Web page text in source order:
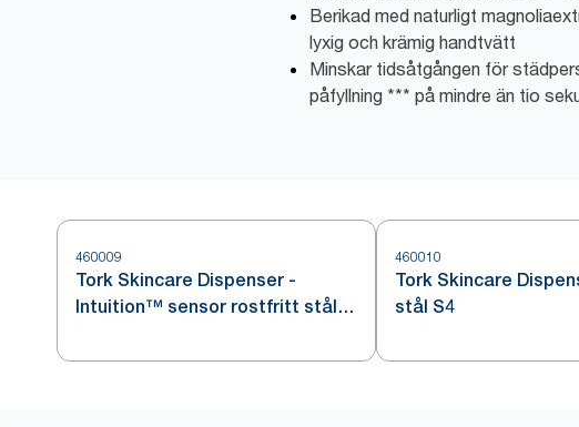
Berikad med naturligt
lyxig och krämig handtvätt
Minskar tidsåtgången för
påfyllning *** på mindre än tio
460009
Tork Skincare Dispenser -
Intuition™ sensor rostfritt stål
460010
Tork Skincare
stål S4